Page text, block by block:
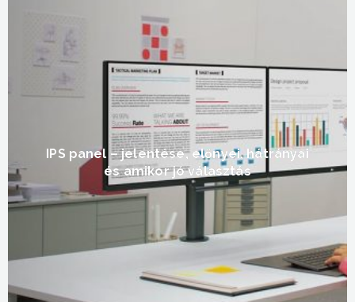
IPS panel – jelentése, előnyei, hátrányai
és amikor jó választás